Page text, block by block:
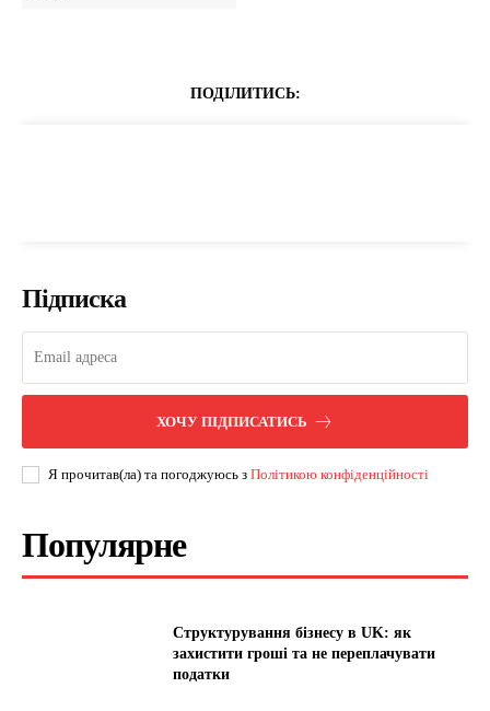
ПОДІЛИТИСЬ:
Підписка
ХОЧУ ПІДПИСАТИСЬ
Я прочитав(ла) та погоджуюсь з Політикою конфіденційності
Популярне
Структурування бізнесу в UK: як
захистити гроші та не переплачувати
податки